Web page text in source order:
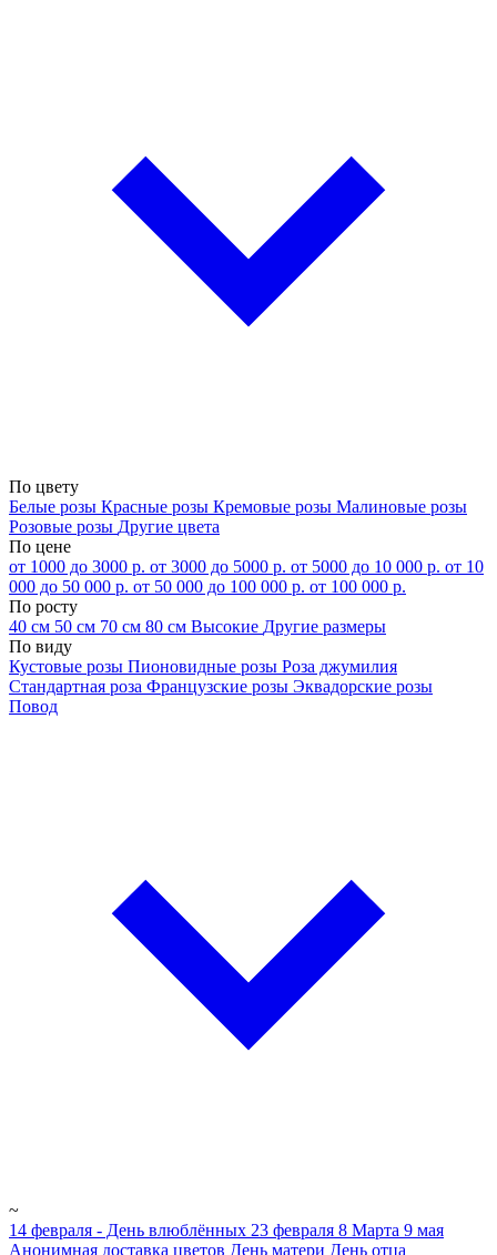
По цвету
Белые розы Красные розы Кремовые розы Малиновые розы
Розовые розы Другие цвета
По цене
от 1000 до 3000 р. от 3000 до 5000 р. от 5000 до 10 000 р. от 10
000 до 50 000 р. от 50 000 до 100 000 р. от 100 000 р.
По росту
40 см 50 см 70 см 80 см Высокие Другие размеры
По виду
Кустовые розы Пионовидные розы Роза джумилия
Стандартная роза Французские розы Эквадорские розы
Повод
~
14 февраля - День влюблённых 23 февраля 8 Марта 9 мая
Анонимная доставка цветов День матери День отца